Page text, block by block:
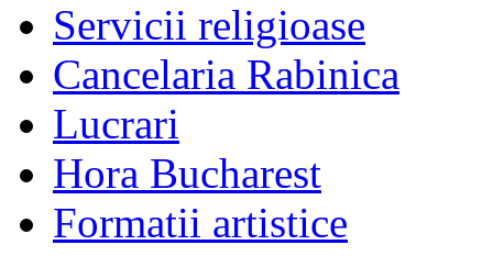
Servicii religioase
Cancelaria Rabinica
Lucrari
Hora Bucharest
Formatii artistice